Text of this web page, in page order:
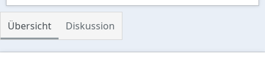
0
0
S
t
e
Übersicht Diskussion